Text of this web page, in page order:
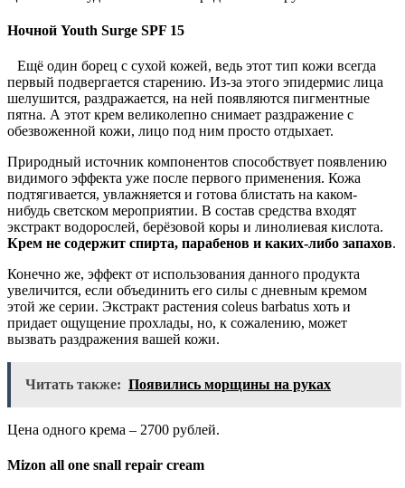
Ночной Youth Surge SPF 15
Ещё один борец с сухой кожей, ведь этот тип кожи всегда
первый подвергается старению. Из-за этого эпидермис лица
шелушится, раздражается, на ней появляются пигментные
пятна. А этот крем великолепно снимает раздражение с
обезвоженной кожи, лицо под ним просто отдыхает.
Природный источник компонентов способствует появлению
видимого эффекта уже после первого применения. Кожа
подтягивается, увлажняется и готова блистать на каком-
нибудь светском мероприятии. В состав средства входят
экстракт водорослей, берёзовой коры и линолиевая кислота.
Крем не содержит спирта, парабенов и каких-либо запахов.
Конечно же, эффект от использования данного продукта
увеличится, если объединить его силы с дневным кремом
этой же серии. Экстракт растения coleus barbatus хоть и
придает ощущение прохлады, но, к сожалению, может
вызвать раздражения вашей кожи.
Читать также: Появились морщины на руках
Цена одного крема – 2700 рублей.
Mizon all one snall repair cream